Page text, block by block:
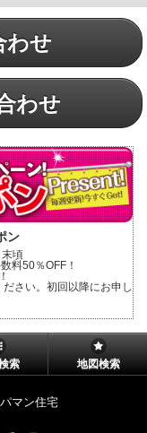
わせ
わせ
ン
頃
料50％OFF！
さい。初回以降にお申し
索 地図検索
マン住宅